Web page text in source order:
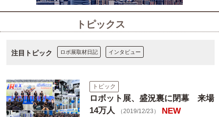
トピックス
注目トピック ロボ展取材日記 インタビュー
トピック
ロボット展、盛況裏に閉幕 来場
14万人
（2019/12/23） NEW